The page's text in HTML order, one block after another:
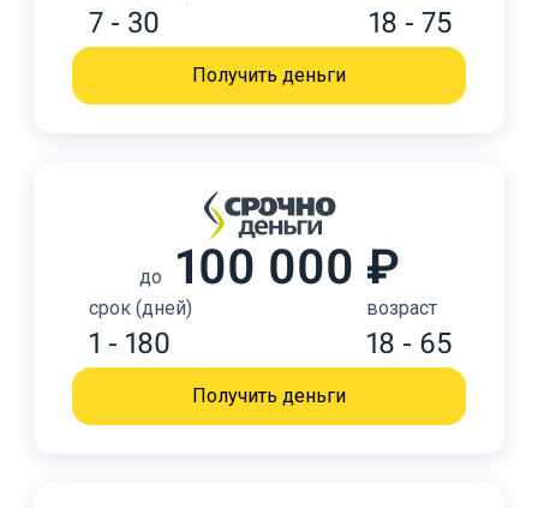
7 - 30 18 - 75
Получить деньги
до 100 000 ₽
срок (дней)
1 - 180
возраст
18 - 65
Получить деньги